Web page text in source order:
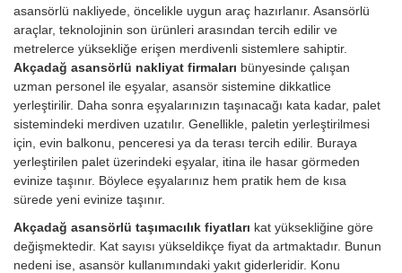
asansörlü nakliyede, öncelikle uygun araç hazırlanır. Asansörlü
araçlar, teknolojinin son ürünleri arasından tercih edilir ve
metrelerce yüksekliğe erişen merdivenli sistemlere sahiptir.
Akçadağ asansörlü nakliyat firmaları bünyesinde çalışan
uzman personel ile eşyalar, asansör sistemine dikkatlice
yerleştirilir. Daha sonra eşyalarınızın taşınacağı kata kadar, palet
sistemindeki merdiven uzatılır. Genellikle, paletin yerleştirilmesi
için, evin balkonu, penceresi ya da terası tercih edilir. Buraya
yerleştirilen palet üzerindeki eşyalar, itina ile hasar görmeden
evinize taşınır. Böylece eşyalarınız hem pratik hem de kısa
sürede yeni evinize taşınır.
Akçadağ asansörlü taşımacılık fiyatları kat yüksekliğine göre
değişmektedir. Kat sayısı yükseldikçe fiyat da artmaktadır. Bunun
nedeni ise, asansör kullanımındaki yakıt giderleridir. Konu